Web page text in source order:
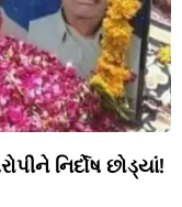
નિર્દોષ છોડ્યાં!